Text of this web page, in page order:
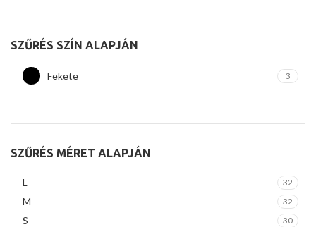
SZŰRÉS SZÍN ALAPJÁN
Fekete 3
SZŰRÉS MÉRET ALAPJÁN
L 32
M 32
S 30